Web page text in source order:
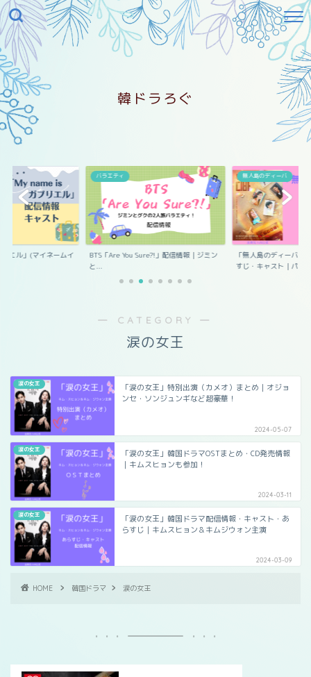
韓ドラろぐ
エル」(マイネームイ
バラエティ
BTS「Are You Sure?!」配信情報｜ジミン
と...
無人島のディーバ
「無人島のディーバ」
すじ・キャスト｜パ...
― CATEGORY ―
涙の女王
涙の女王
「涙の女王」特別出演（カメオ）まとめ｜オジョ
ンセ・ソンジュンギなど超豪華！
2024-05-07
涙の女王
「涙の女王」韓国ドラマOSTまとめ・CD発売情報
｜キムスヒョンも参加！
2024-03-11
涙の女王
「涙の女王」韓国ドラマ配信情報・キャスト・あ
らすじ｜キムスヒョン＆キムジウォン主演
2024-03-09
HOME 韓国ドラマ 涙の女王